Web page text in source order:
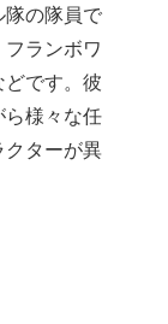
隊の隊員で
ランボワ
どです。彼
ら様々な任
クターが異